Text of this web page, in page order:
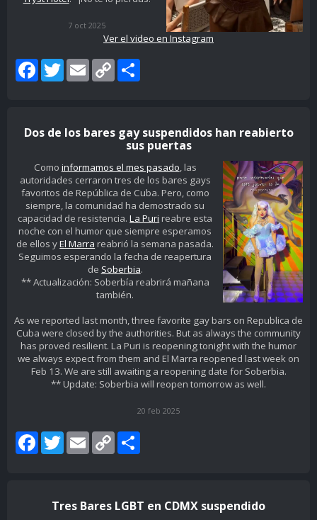
7 oct 2025
Ver el video en Instagram
FacebookTwitterEmail Copy
Link
Dos de los bares gay suspendidos han reabierto
sus puertas
Como informamos el mes pasado, las
autoridades cerraron tres de los bares gays
favoritos de República de Cuba. Pero, como
siempre, la comunidad ha demostrado su
capacidad de resistencia.La Puri reabre esta
noche con el humor que siempre esperamos
de ellos yEl Marra reabrió la semana pasada.
Seguimos esperando la fecha de reapertura
de Soberbia.
** Actualización: Soberbía reabrirá mañana
también.
As we reported last month, three favorite gay bars on Republica de
Cuba were closed by the authorities. But as always the community
has proved resilient. La Puri is reopening tonight with the humor
we always expect from them and El Marra reopened last week on
Feb 13. We are still awaiting a reopening date for Soberbia.
** Update: Soberbia will reopen tomorrow as well.
20 feb 2025
Facebook
Twitter Email Copy
Link
Tres Bares LGBT en CDMX suspendido